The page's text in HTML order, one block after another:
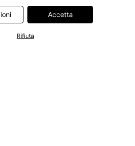
UK Limited. Ulteriori informazioni sul
parte di questi partner sono disponibili
tramite un link nel banner.
Accetta
Rifiuta